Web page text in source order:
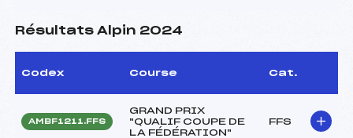
Résultats Alpin 2024
Codex Course Cat.
AMBF1211.FFS
GRAND PRIX
"QUALIF COUPE DE
LA FÉDÉRATION"
FFS